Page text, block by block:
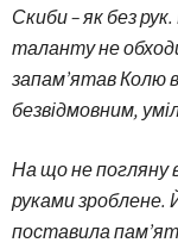
Скиби – як без
таланту не
запам’ятав Колю
безвідмовним,
На що не погляну
руками зроблене.
поставила